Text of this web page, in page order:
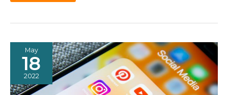
DE
CONTROLAR
May
18
2022